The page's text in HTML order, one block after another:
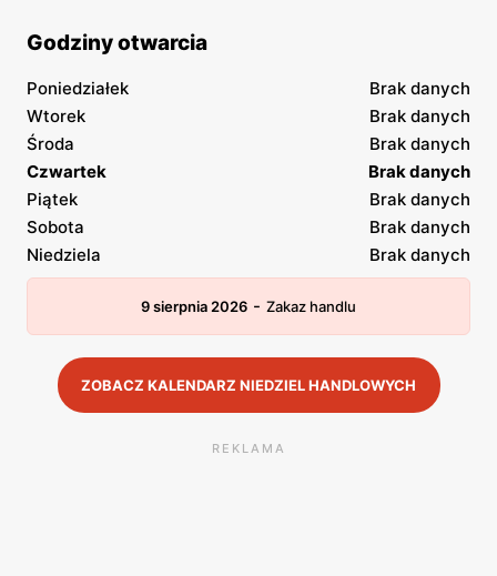
Godziny otwarcia
Poniedziałek
Brak danych
Wtorek
Brak danych
Środa
Brak danych
Czwartek
Brak danych
Piątek
Brak danych
Sobota
Brak danych
Niedziela
Brak danych
9 sierpnia 2026 - Zakaz handlu
ZOBACZ KALENDARZ NIEDZIEL HANDLOWYCH
REKLAMA